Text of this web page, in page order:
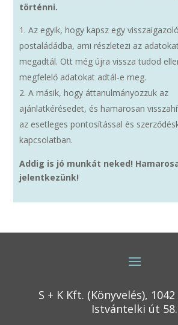
történni.
Az egyik, hogy kapsz egy
postaládádba, ami részletezi az
megadtál. Ott még újra vissza tudod
megfelelő adatokat adtál-e meg.
A másik, hogy áttanulmányozzuk az
ajánlatkérésedet, és hamarosan
az esetleges pontosítással és
kapcsolatban.
Addig is jó munkát neked!
jelentkezünk!
S + K Kft. (Könyvelés),
Istvántelki út 58.